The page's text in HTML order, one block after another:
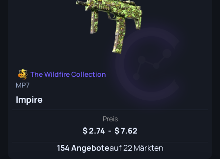
The Wildfire Collection
MP7
Impire
Preis
2.74 -
7.62
154 Angeboteauf 22 Märkten